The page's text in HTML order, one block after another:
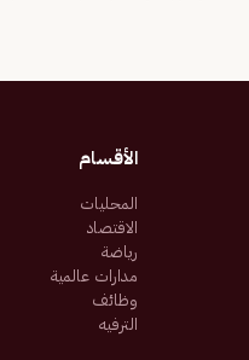
الأقسام
المحليات
الاقتصاد
رياضة
مدارات عالمية
وظائف
الترفيه